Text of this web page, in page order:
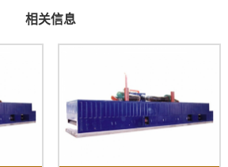
相关信息